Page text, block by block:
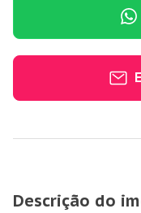
Descrição do